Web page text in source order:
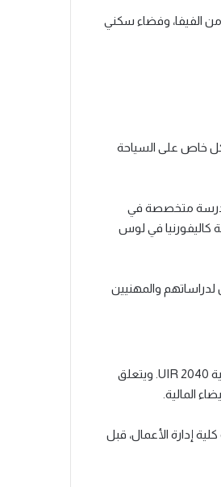
الفيفا، وفضاء سكني
خاص على السياحة
مدرسة متخصصة في
كاليفورنيا في لوس
لدراساتهم والمهنيين
يندرج الفضاء الجامعي بمراكش ضمن رؤية وطنية متعددة الفضاءات الجامعية، تحملها استراتيجية UIR 2040. ويتعلق
نحو كلية إدارة الأعمال، قبل